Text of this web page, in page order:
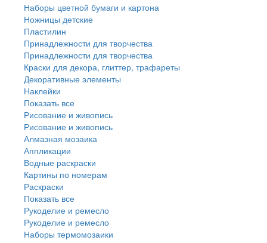
Наборы цветной бумаги и картона
Ножницы детские
Пластилин
Принадлежности для творчества
Принадлежности для творчества
Краски для декора, глиттер, трафареты
Декоративные элементы
Наклейки
Показать все
Рисование и живопись
Рисование и живопись
Алмазная мозаика
Аппликации
Водные раскраски
Картины по номерам
Раскраски
Показать все
Рукоделие и ремесло
Рукоделие и ремесло
Наборы термомозаики